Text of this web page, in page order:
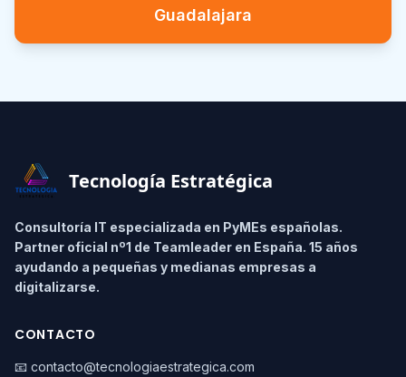
Guadalajara
Tecnología Estratégica
Consultoría IT especializada en PyMEs españolas.
Partner oficial nº1 de Teamleader en España. 15 años
ayudando a pequeñas y medianas empresas a
digitalizarse.
CONTACTO
📧 contacto@tecnologiaestrategica.com